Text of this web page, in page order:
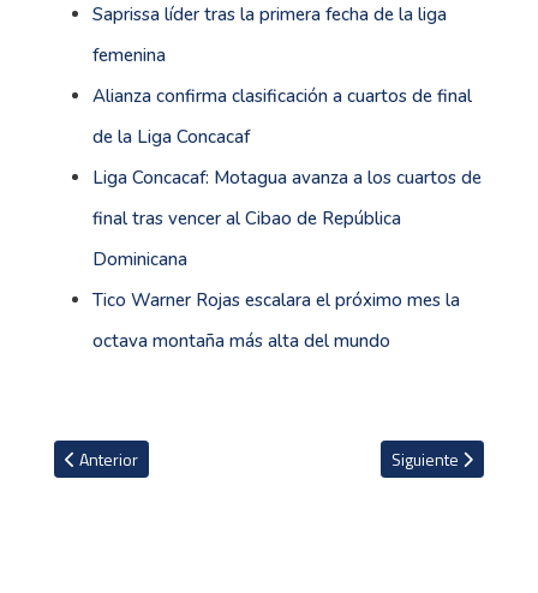
Saprissa líder tras la primera fecha de la liga
femenina
Alianza confirma clasificación a cuartos de final
de la Liga Concacaf
Liga Concacaf: Motagua avanza a los cuartos de
final tras vencer al Cibao de República
Dominicana
Tico Warner Rojas escalara el próximo mes la
octava montaña más alta del mundo
Artículo anterior: El goleado Bochum de Cristian Gamboa sale a
Anterior Artículo siguiente:
Siguiente